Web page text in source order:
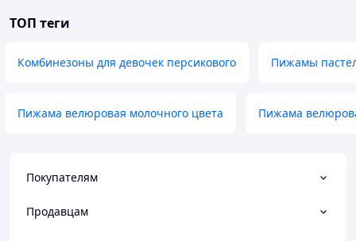
ТОП теги
Комбинезоны для девочек персикового Пижамы
Пижама велюровая молочного цвета Пижама
Покупателям
Продавцам